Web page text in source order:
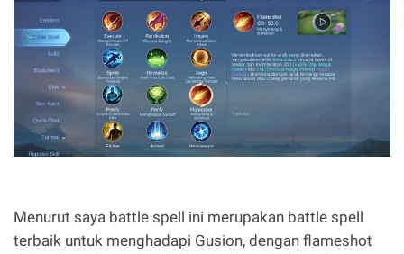
Menurut saya battle spell ini merupakan battle spell
terbaik untuk menghadapi Gusion, dengan flameshot